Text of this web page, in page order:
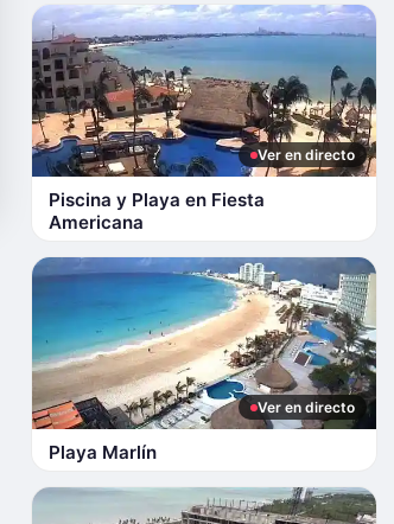
Ver en directo
Piscina y Playa en Fiesta
Americana
Ver en directo
Playa Marlín